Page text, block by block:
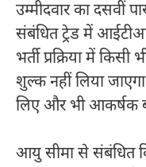
उम्मीदवार का दसवीं
संबंधित ट्रेड में
भर्ती प्रक्रिया में
शुल्क नहीं लिया
लिए और भी आकर्षक
आयु सीमा से संबंधित